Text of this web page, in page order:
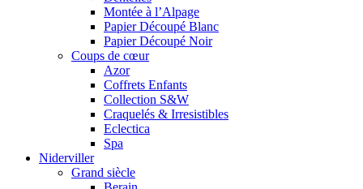
Montée à l’Alpage
Papier Découpé Blanc
Papier Découpé Noir
Coups de cœur
Azor
Coffrets Enfants
Collection S&W
Craquelés & Irresistibles
Eclectica
Spa
Niderviller
Grand siècle